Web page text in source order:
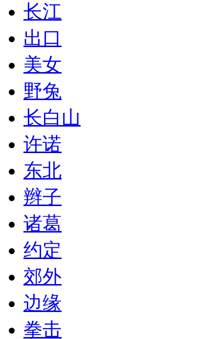
长江
出口
美女
野兔
长白山
许诺
东北
辫子
诸葛
约定
郊外
边缘
拳击